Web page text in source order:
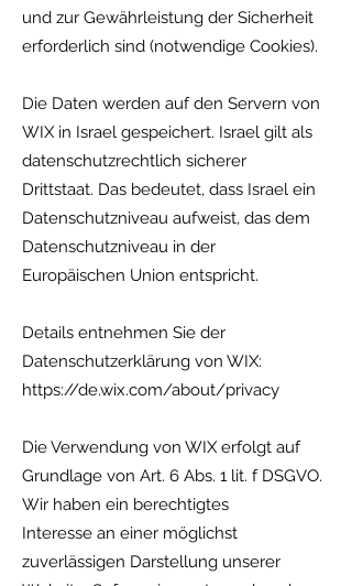
und zur Gewährleistung der Sicherheit
erforderlich sind (notwendige Cookies).
Die Daten werden auf den Servern von
WIX in Israel gespeichert. Israel gilt als
datenschutzrechtlich sicherer
Drittstaat. Das bedeutet, dass Israel ein
Datenschutzniveau aufweist, das dem
Datenschutzniveau in der
Europäischen Union entspricht.
Details entnehmen Sie der
Datenschutzerklärung von WIX:
https://de.wix.com/about/privacy
Die Verwendung von WIX erfolgt auf
Grundlage von Art. 6 Abs. 1 lit. f DSGVO.
Wir haben ein berechtigtes
Interesse an einer möglichst
zuverlässigen Darstellung unserer